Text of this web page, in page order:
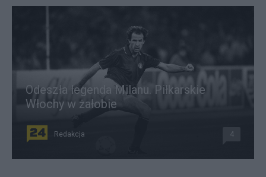
Odeszła legenda Milanu. Piłkarskie
Włochy w żałobie
Redakcja 4